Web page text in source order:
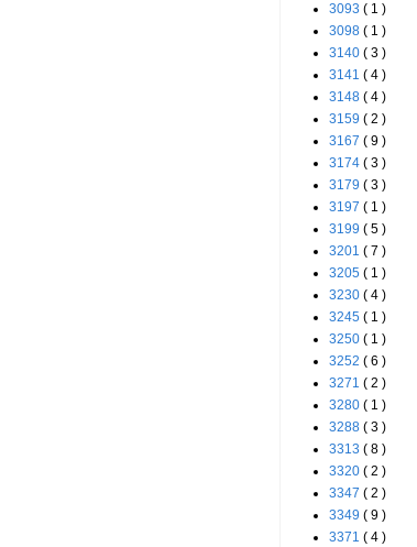
3093 ( 1 )
3098 ( 1 )
3140 ( 3 )
3141 ( 4 )
3148 ( 4 )
3159 ( 2 )
3167 ( 9 )
3174 ( 3 )
3179 ( 3 )
3197 ( 1 )
3199 ( 5 )
3201 ( 7 )
3205 ( 1 )
3230 ( 4 )
3245 ( 1 )
3250 ( 1 )
3252 ( 6 )
3271 ( 2 )
3280 ( 1 )
3288 ( 3 )
3313 ( 8 )
3320 ( 2 )
3347 ( 2 )
3349 ( 9 )
3371 ( 4 )